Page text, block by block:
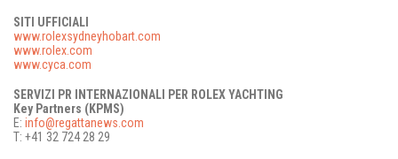
SITI UFFICIALI
www.rolexsydneyhobart.com
www.rolex.com
www.cyca.com
SERVIZI PR INTERNAZIONALI PER ROLEX YACHTING
Key Partners (KPMS)
E: info@regattanews.com
T: +41 32 724 28 29